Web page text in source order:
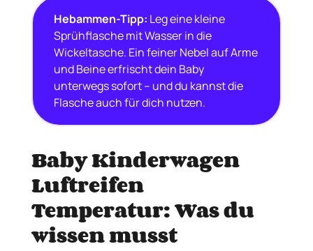
Hebammen-Tipp: Leg eine kleine
Sprühflasche mit Wasser in die
Wickeltasche. Ein feiner Nebel auf Arme
und Beine erfrischt dein Baby
unterwegs sofort – und du kannst die
Flasche auch für dich nutzen.
Baby Kinderwagen
Luftreifen
Temperatur: Was du
wissen musst